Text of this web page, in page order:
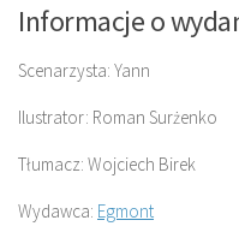
Informacje o
Scenarzysta: Yann
Ilustrator: Roman Surżenko
Tłumacz: Wojciech Birek
Wydawca: Egmont